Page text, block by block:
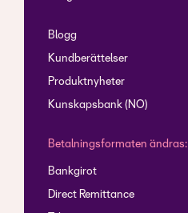
Blogg
Kundberättelser
Produktnyheter
Kunskapsbank (NO)
Betalningsformaten ändras:
Bankgirot
Direct Remittance